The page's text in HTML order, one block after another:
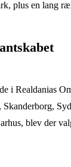
plus en lang
i Realdanias
, blev der